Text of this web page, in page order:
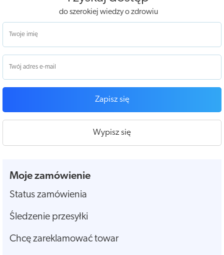
do szerokiej wiedzy o zdrowiu
Zapisz się
Wypisz się
Moje zamówienie
Status zamówienia
Śledzenie przesyłki
Chcę zareklamować towar